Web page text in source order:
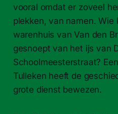
vooral omdat er zoveel
plekken, van namen.
warenhuis van Van den
gesnoept van het ijs van
Schoolmeesterstraat?
Tulleken heeft de
grote dienst bewezen.